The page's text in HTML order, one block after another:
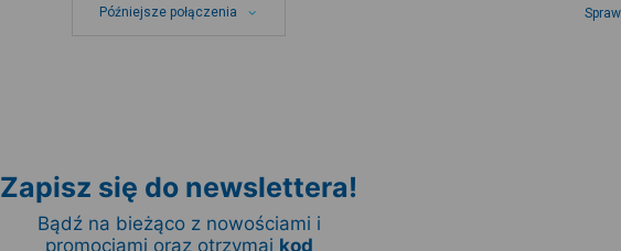
Późniejsze połączenia
Zapisz się do newslettera!
Bądź na bieżąco z nowościami i
promocjami oraz otrzymaj kod